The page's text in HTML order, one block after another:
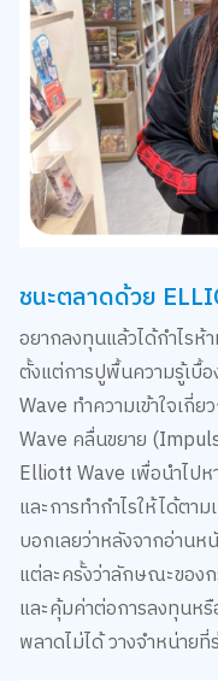
ชนะตลาดด้วย
อยากลงทุนแล้วได้กำไร
ตั้งแต่การปูพื้นความรู้เบื้
Wave ทำความเข้าใจเ
Wave คลื่นขยาย
Elliott Wave เพื่อนำไปห
และการทำกำไรให้ได้ตา
บอกเลยว่าหลังจากอ่าน
แต่ละครั้งว่าลักษณะของ
และคุ้มค่าต่อการลงทุนห
พลาดไม่ได้ วางจำหน่ายที่